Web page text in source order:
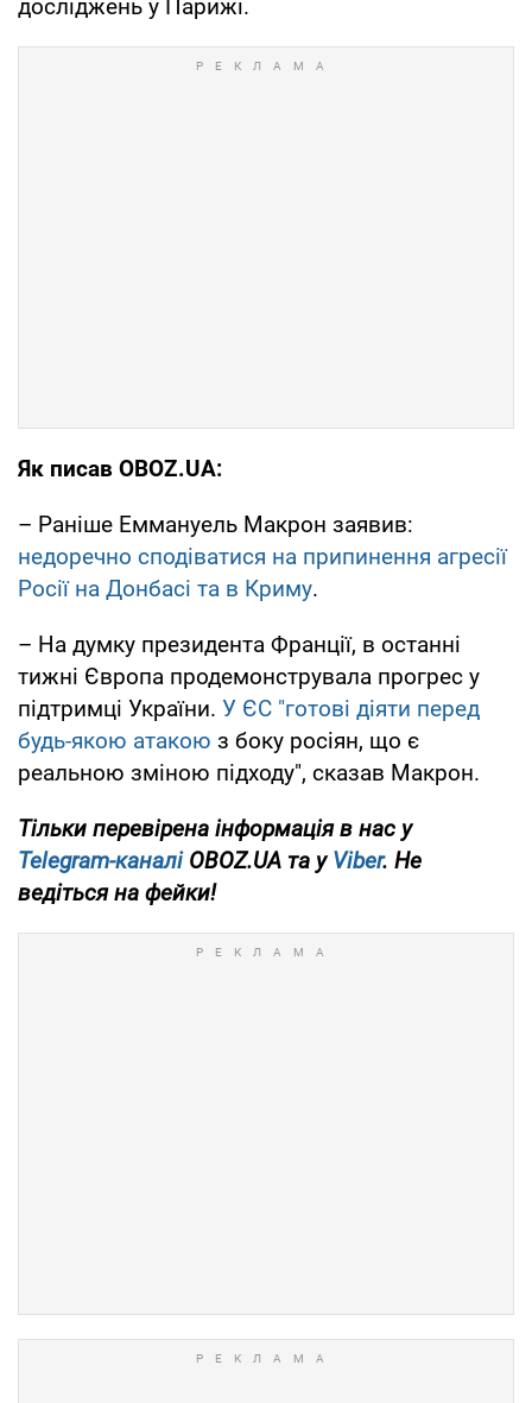
досліджень у Парижі.
Як писав OBOZ.UA:
– Раніше Еммануель Макрон заявив:
недоречно сподіватися на припинення агресії
Росії на Донбасі та в Криму.
– На думку президента Франції, в останні
тижні Європа продемонструвала прогрес у
підтримці України. У ЄС "готові діяти перед
будь-якою атакою з боку росіян, що є
реальною зміною підходу", сказав Макрон.
Тільки перевірена інформація в нас у
Telegram-каналіOBOZ.UA та уViber. Не
ведіться на фейки!